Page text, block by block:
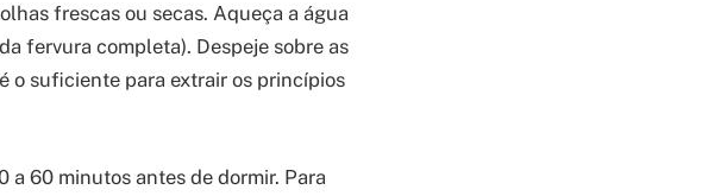
frescas ou secas. Aqueça a água
fervura completa). Despeje sobre as
o suficiente para extrair os princípios
a 60 minutos antes de dormir. Para